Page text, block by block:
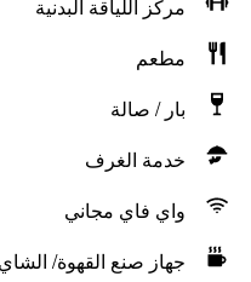
مركز اللياقة البدنية
مطعم
بار / صالة
خدمة الغرف
واي فاي مجاني
جهاز صنع القهوة/ الشاي